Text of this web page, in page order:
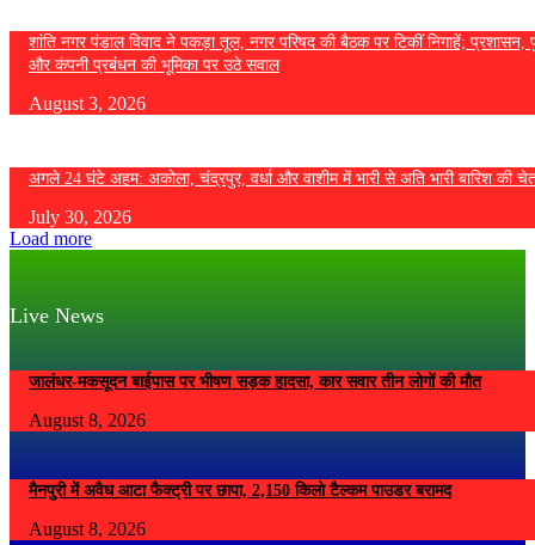
शांति नगर पंडाल विवाद ने पकड़ा तूल, नगर परिषद की बैठक पर टिकीं निगाहें; प्रशासन,
और कंपनी प्रबंधन की भूमिका पर उठे सवाल
August 3, 2026
अगले 24 घंटे अहम: अकोला, चंद्रपुर, वर्धा और वाशीम में भारी से अति भारी बारिश की
July 30, 2026
Load more
Live News
जालंधर-मकसूदन बाईपास पर भीषण सड़क हादसा, कार सवार तीन लोगों की मौत
August 8, 2026
मैनपुरी में अवैध आटा फैक्ट्री पर छापा, 2,150 किलो टैल्कम पाउडर बरामद
August 8, 2026